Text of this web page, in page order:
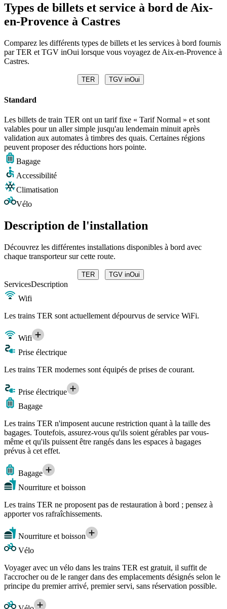
Types de billets et service à bord de Aix-
en-Provence à Castres
Comparez les différents types de billets et les services à bord fournis
par TER et TGV inOui lorsque vous voyagez de Aix-en-Provence à
Castres.
TER TGV inOui
Standard
Les billets de train TER ont un tarif fixe « Tarif Normal » et sont
valables pour un aller simple jusqu'au lendemain minuit après
validation aux automates à timbres des quais. Certaines régions
peuvent proposer des réductions hors pointe.
Bagage
Accessibilité
Climatisation
Vélo
Description de l'installation
Découvrez les différentes installations disponibles à bord avec
chaque transporteur sur cette route.
TER TGV inOui
ServicesDescription
Wifi
Les trains TER sont actuellement dépourvus de service WiFi.
Wifi
Prise électrique
Les trains TER modernes sont équipés de prises de courant.
Prise électrique
Bagage
Les trains TER n'imposent aucune restriction quant à la taille des
bagages. Toutefois, assurez-vous qu'ils soient gérables par vous-
même et qu'ils puissent être rangés dans les espaces à bagages
prévus à cet effet.
Bagage
Nourriture et boisson
Les trains TER ne proposent pas de restauration à bord ; pensez à
apporter vos rafraîchissements.
Nourriture et boisson
Vélo
Voyager avec un vélo dans les trains TER est gratuit, il suffit de
l'accrocher ou de le ranger dans des emplacements désignés selon le
principe du premier arrivé, premier servi, sans réservation possible.